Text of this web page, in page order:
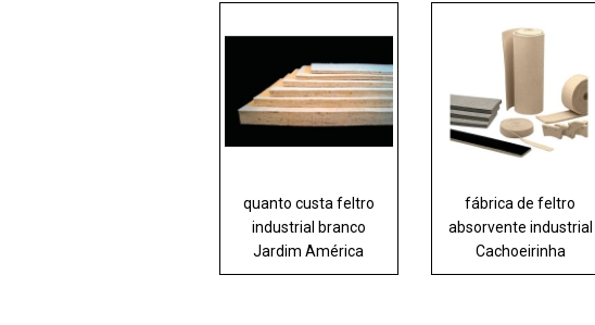
quanto custa feltro
industrial branco
Jardim América
fábrica de feltro
absorvente industrial
Cachoeirinha